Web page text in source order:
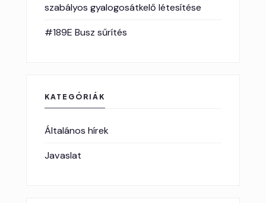
szabályos gyalogosátkelő létesítése
#189E Busz sűrítés
KATEGÓRIÁK
Általános hírek
Javaslat